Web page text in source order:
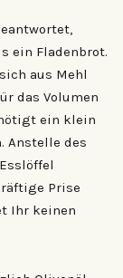
ein Fladenbrot.
aus Mehl
das Volumen
ein klein
Anstelle des
Prise
Ihr keinen